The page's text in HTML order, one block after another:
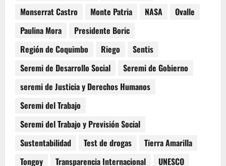
Monserrat Castro
Monte Patria NASA
Ovalle
Paulina Mora
Presidente Boric
Región de Coquimbo
Riego
Sentis
Seremi de Desarrollo Social
Seremi de Gobierno
seremi de Justicia y Derechos Humanos
Seremi del Trabajo
Seremi del Trabajo y Previsión Social
Sustentabilidad
Test de drogas
Tierra Amarilla
Tongoy
Transparencia Internacional UNESCO